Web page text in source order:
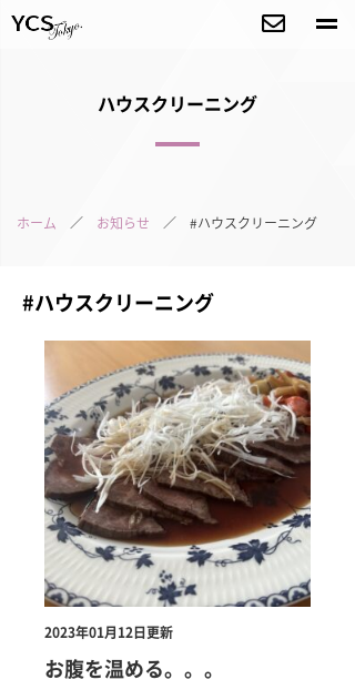
ハウスクリーニング
ホーム ／ お知らせ ／ #ハウスクリーニング
#ハウスクリーニング
2023年01月12日更新
お腹を温める。。。